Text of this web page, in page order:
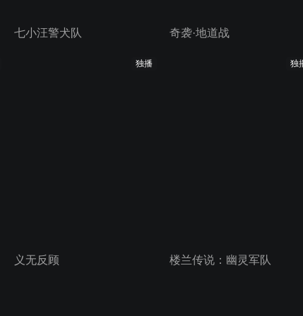
七小汪警犬队 奇袭·地道战
独播
义无反顾
独
楼兰传说：幽灵军队